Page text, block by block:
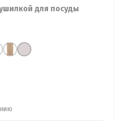
для посуды